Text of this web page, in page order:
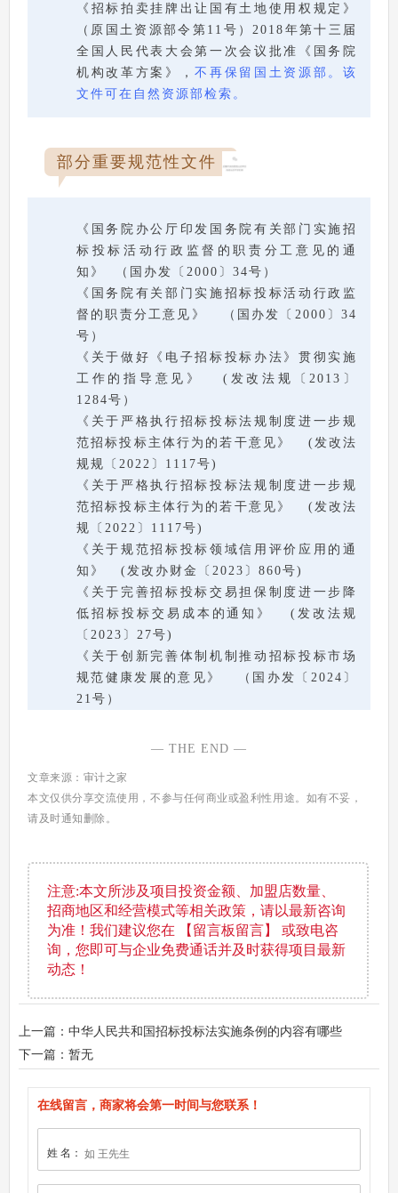
《招标拍卖挂牌出让国有土地使用权规定》
（原国土资源部令第11号）2018年第十三届
全国人民代表大会第一次会议批准《国务院
机构改革方案》，不再保留国土资源部。该
文件可在自然资源部检索。
部分重要规范性文件
《国务院办公厅印发国务院有关部门实施招
标投标活动行政监督的职责分工意见的通
知》 （国办发〔2000〕34号）
《国务院有关部门实施招标投标活动行政监
督的职责分工意见》 （国办发〔2000〕34
号）
《关于做好《电子招标投标办法》贯彻实施
工作的指导意见》 (发改法规〔2013〕
1284号）
《关于严格执行招标投标法规制度进一步规
范招标投标主体行为的若干意见》 (发改法
规规〔2022〕1117号)
《关于严格执行招标投标法规制度进一步规
范招标投标主体行为的若干意见》 (发改法
规〔2022〕1117号)
《关于规范招标投标领域信用评价应用的通
知》 (发改办财金〔2023〕860号)
《关于完善招标投标交易担保制度进一步降
低招标投标交易成本的通知》 (发改法规
〔2023〕27号)
《关于创新完善体制机制推动招标投标市场
规范健康发展的意见》 （国办发〔2024〕
21号）
— THE END —
文章来源：审计之家
本文仅供分享交流使用，不参与任何商业或盈利性用途。如有不妥，
请及时通知删除。
注意:本文所涉及项目投资金额、加盟店数量、
招商地区和经营模式等相关政策，请以最新咨询
为准！我们建议您在 【留言板留言】 或致电咨
询，您即可与企业免费通话并及时获得项目最新
动态！
上一篇：中华人民共和国招标投标法实施条例的内容有哪些
下一篇：暂无
在线留言，商家将会第一时间与您联系！
姓 名：